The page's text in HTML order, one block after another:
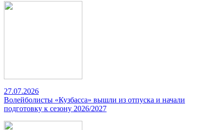
27.07.2026
Волейболисты «Кузбасса» вышли из отпуска и начали
подготовку к сезону 2026/2027